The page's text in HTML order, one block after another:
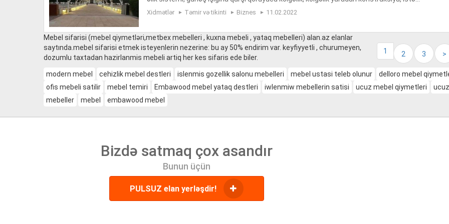
ən ölçüdə yarasa membran zakazı, istenilen ölcüde yarasa membranları...
Xidmətlər Təmir və tikinti Biznes 11.02.2022
1 2 3 >
Mebel sifarisi (mebel qiymetləri,metbex mebelleri , kuxna mebeli , yataq mebelleri) alan.az elanlar
saytında.mebel sifarisi etmek isteyenlerin nezerine: bu ay 50% endirim var. keyfiyyetli , churumeyen,
dozumlu taxtadan hazirlanmis mebeli artiq her kes sifaris ede biler.
modern mebel cehizlik mebel destleri islenmis gozellik salonu mebelleri mebel ustasi teleb olunur
delloro mebel
ofis mebeli satilir
mebel temiri Embawood mebel yataq destleri iwlenmiw mebellerin satisi ucuz mebel qiymetleri
mebeller
mebel embawood mebel
Bizdə satmaq çox asandır
Bunun üçün
PULSUZ elan yerləşdir!